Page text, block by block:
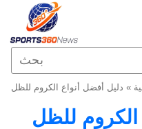
» دليل أفضل أنواع الكروم للظل
الكروم للظل